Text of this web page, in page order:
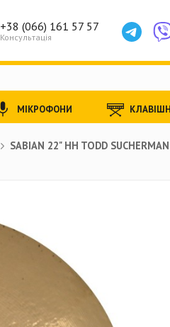
SABIAN 22" HH TODD
Консультація
+38 (066) 161 57 57
МІКРОФОНИ